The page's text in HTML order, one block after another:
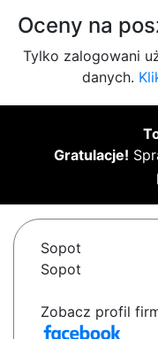
Oceny na
Tylko zalogowani
danych.
Gratulacje!
Sopot
Sopot
Zobacz profil